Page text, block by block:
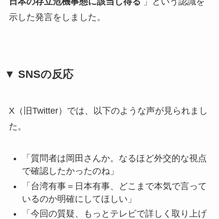
示した発言をしました。
▼ SNSの反応
X（旧Twitter）では、以下のような声が見られまし
た。
「質問者は岡田さんか。なるほど外交的な視点
で確認したかったのね」
「台湾有事＝日本有事、どこまで本気で言って
いるのか明確にしてほしい」
「今回の質疑、もっとテレビで詳しく取り上げ